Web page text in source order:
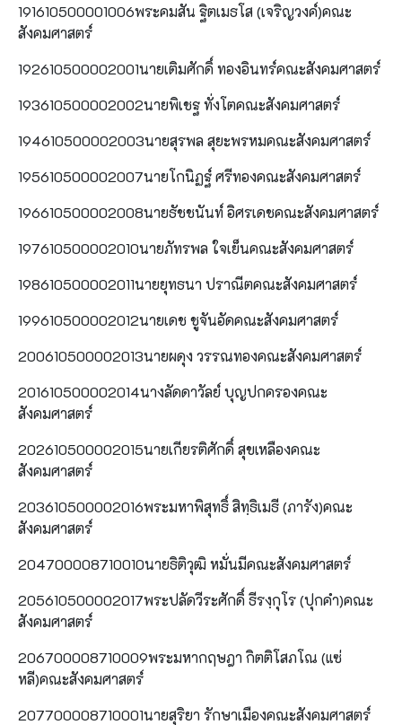
191610500001006พระคมสัน ฐิตเมธโส (เจริญวงค์)คณะ
สังคมศาสตร์
192610500002001นายเติมศักดิ์ ทองอินทร์คณะสังคมศาสตร์
193610500002002นายพิเชฐ ทั่งโตคณะสังคมศาสตร์
194610500002003นายสุรพล สุยะพรหมคณะสังคมศาสตร์
195610500002007นายโกนิฏฐ์ ศรีทองคณะสังคมศาสตร์
196610500002008นายธัชชนันท์ อิศรเดชคณะสังคมศาสตร์
197610500002010นายภัทรพล ใจเย็นคณะสังคมศาสตร์
198610500002011นายยุทธนา ปราณีตคณะสังคมศาสตร์
199610500002012นายเดช ชูจันอัดคณะสังคมศาสตร์
200610500002013นายผดุง วรรณทองคณะสังคมศาสตร์
201610500002014นางลัดดาวัลย์ บุญปกครองคณะ
สังคมศาสตร์
202610500002015นายเกียรติศักดิ์ สุขเหลืองคณะ
สังคมศาสตร์
203610500002016พระมหาพิสุทธิ์ สิทฺธิเมธี (ภารัง)คณะ
สังคมศาสตร์
204700008710010นายธิติวุฒิ หมั่นมีคณะสังคมศาสตร์
205610500002017พระปลัดวีระศักดิ์ ธีรงฺกุโร (ปุกคำ)คณะ
สังคมศาสตร์
206700008710009พระมหากฤษฎา กิตติโสภโณ (แซ่
หลี)คณะสังคมศาสตร์
207700008710001นายสุริยา รักษาเมืองคณะสังคมศาสตร์